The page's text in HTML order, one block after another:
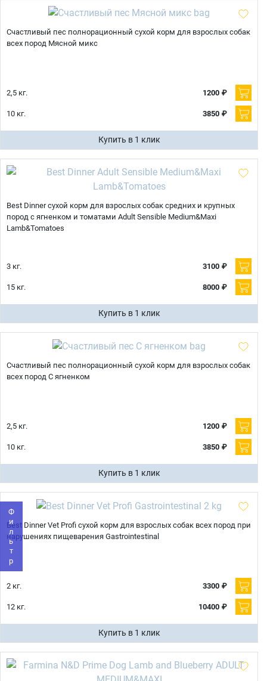
Фильтр
Счастливый пес полнорационный сухой корм для взрослых собак
всех пород Мясной микс
2,5 кг. 1200 ₽
10 кг. 3850 ₽
Купить в 1 клик
Best Dinner сухой корм для взрослых собак средних и крупных
пород с ягненком и томатами Adult Sensible Medium&Maxi
Lamb&Tomatoes
3 кг. 3100 ₽
15 кг. 8000 ₽
Купить в 1 клик
Счастливый пес полнорационный сухой корм для взрослых собак
всех пород С ягненком
2,5 кг. 1200 ₽
10 кг. 3850 ₽
Купить в 1 клик
Best Dinner Vet Profi сухой корм для взрослых собак всех пород при
нарушениях пищеварения Gastrointestinal
2 кг. 3300 ₽
12 кг. 10400 ₽
Купить в 1 клик
Продолжить покупки
Оформить заказ
Телефон
E-mail